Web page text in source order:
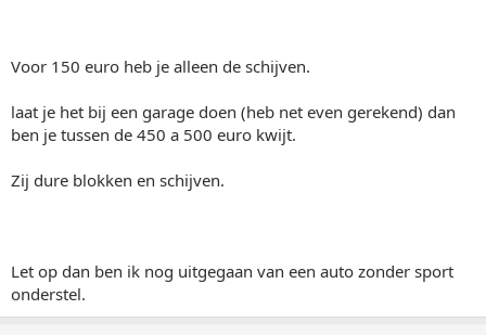
Voor 150 euro heb je alleen de schijven.
laat je het bij een garage doen (heb net even gerekend) dan
ben je tussen de 450 a 500 euro kwijt.
Zij dure blokken en schijven.
Let op dan ben ik nog uitgegaan van een auto zonder sport
onderstel.